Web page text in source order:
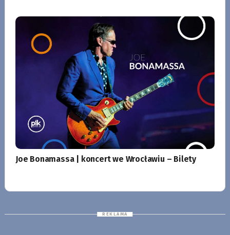
Joe Bonamassa | koncert we Wrocławiu – Bilety